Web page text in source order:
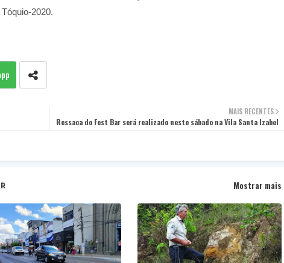
2020.
MAIS RECENTES
Ressaca do Fest Bar será realizado neste sábado na Vila Santa Izabel
Mostrar mais